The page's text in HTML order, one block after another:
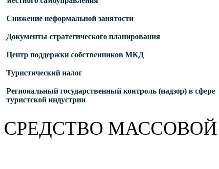
Снижение неформальной занятости
Документы стратегического планирования
Центр поддержки собственников МКД
Туристический налог
Региональный государственный контроль (надзор) в сфере
туристской индустрии
СРЕДСТВО